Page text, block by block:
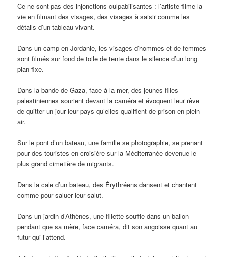
Ce ne sont pas des injonctions culpabilisantes : l’artiste filme la
vie en filmant des visages, des visages à saisir comme les
détails d’un tableau vivant.
Dans un camp en Jordanie, les visages d’hommes et de femmes
sont filmés sur fond de toile de tente dans le silence d’un long
plan fixe.
Dans la bande de Gaza, face à la mer, des jeunes filles
palestiniennes sourient devant la caméra et évoquent leur rêve
de quitter un jour leur pays qu’elles qualifient de prison en plein
air.
Sur le pont d’un bateau, une famille se photographie, se prenant
pour des touristes en croisière sur la Méditerranée devenue le
plus grand cimetière de migrants.
Dans la cale d’un bateau, des Érythréens dansent et chantent
comme pour saluer leur salut.
Dans un jardin d’Athènes, une fillette souffle dans un ballon
pendant que sa mère, face caméra, dit son angoisse quant au
futur qui l’attend.